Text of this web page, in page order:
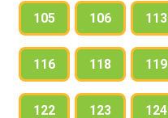
105 106 113
116 118 119
122 123 124